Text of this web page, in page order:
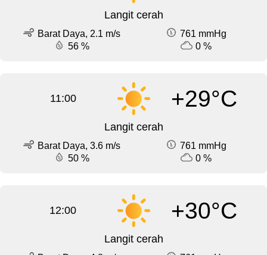
Langit cerah
Barat Daya, 2.1 m/s
761 mmHg
56 %
0 %
11:00 +29°C
Langit cerah
Barat Daya, 3.6 m/s
761 mmHg
50 %
0 %
12:00 +30°C
Langit cerah